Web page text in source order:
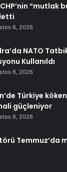
CHP’nin “mutlak
6, 2026
NATO
Kullanıldı
6, 2026
Türkiye
güçleniyor
6, 2026
Temmuz’da